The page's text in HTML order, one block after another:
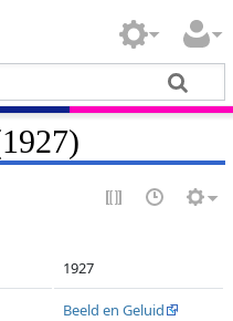
1927
Beeld en Geluid